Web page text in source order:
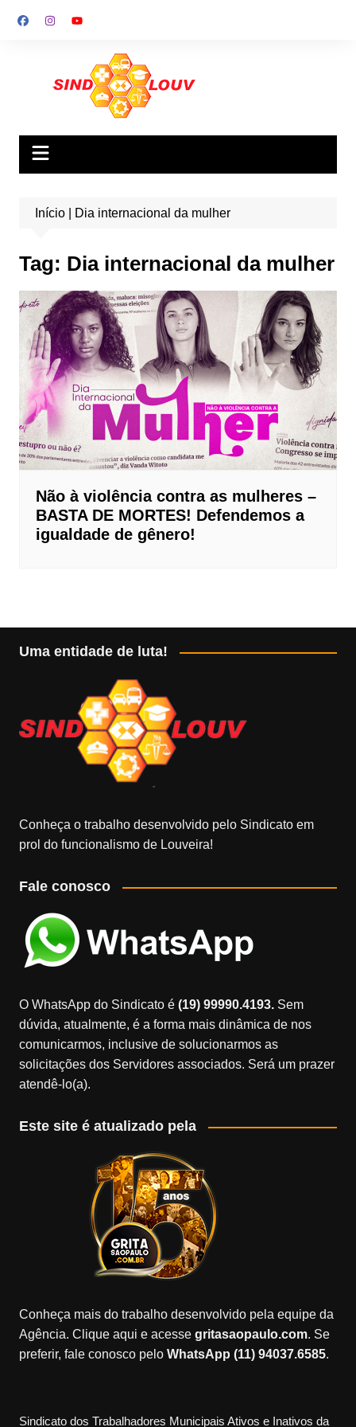
para
Início| Dia internacional da mulher
Tag: Dia internacional da mulher
Não à violência contra as mulheres –
BASTA DE MORTES! Defendemos a
igualdade de gênero!
Uma entidade de luta!
Conheça o trabalho desenvolvido pelo Sindicato em
prol do funcionalismo de Louveira!
Fale conosco
O WhatsApp do Sindicato é(19) 99990.4193.Sem
dúvida, atualmente, é a forma mais dinâmica de nos
comunicarmos, inclusive de solucionarmos as
solicitações dos Servidores associados. Será um prazer
atendê-lo(a).
Este site é atualizado pela
Conheça mais do trabalho desenvolvido pela equipe da
Agência. Clique aqui e acesse gritasaopaulo.com. Se
preferir, fale conosco peloWhatsApp (11) 94037.6585.
Sindicato dos Trabalhadores Municipais Ativos e Inativos da